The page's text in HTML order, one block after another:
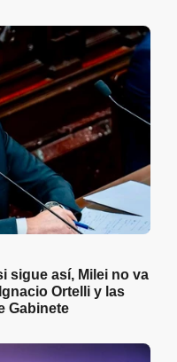
sigue así, Milei no va
Ortelli y las
Gabinete